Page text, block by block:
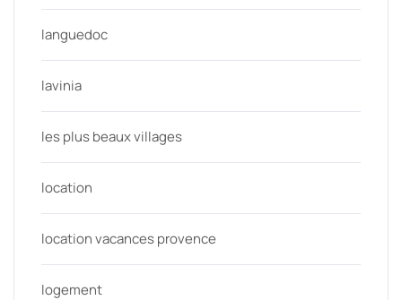
languedoc
lavinia
les plus beaux villages
location
location vacances provence
logement